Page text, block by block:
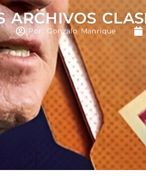
ARCHIVOS
Por: Gonzalo Manrique